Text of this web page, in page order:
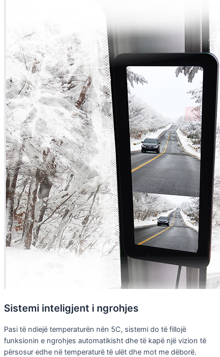
Sistemi inteligjent i ngrohjes
Pasi të ndiejë temperaturën nën 5C, sistemi do të fillojë
funksionin e ngrohjes automatikisht dhe të kapë një vizion të
përsosur edhe në temperaturë të ulët dhe mot me dëborë.